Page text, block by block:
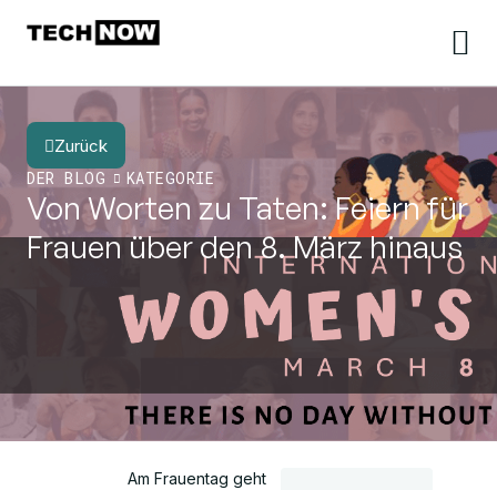
Zurück
DER BLOG
KATEGORIE
Von Worten zu Taten: Feiern für
Frauen über den 8. März hinaus
Am Frauentag geht